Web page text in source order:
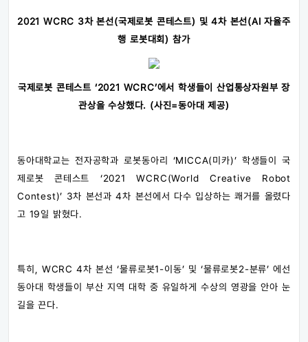
2021 WCRC 3차 본선(국제로봇 콘테스트) 및 4차 본선(AI 자율주
행 로봇대회) 참가
국제로봇 콘테스트 ‘2021 WCRC’에서 학생들이 산업통상자원부 장
관상을 수상했다. (사진=동아대 제공)
동아대학교는 전자공학과 로봇동아리 ‘MICCA(미카)’ 학생들이 국
제로봇 콘테스트 ‘2021 WCRC(World Creative Robot
Contest)’ 3차 본선과 4차 본선에서 다수 입상하는 쾌거를 올렸다
고 19일 밝혔다.
특히, WCRC 4차 본선 ‘물류로봇1-이동’ 및 ‘물류로봇2-분류’ 에선
동아대 학생들이 부산 지역 대학 중 유일하게 수상의 영광을 안아 눈
길을 끈다.